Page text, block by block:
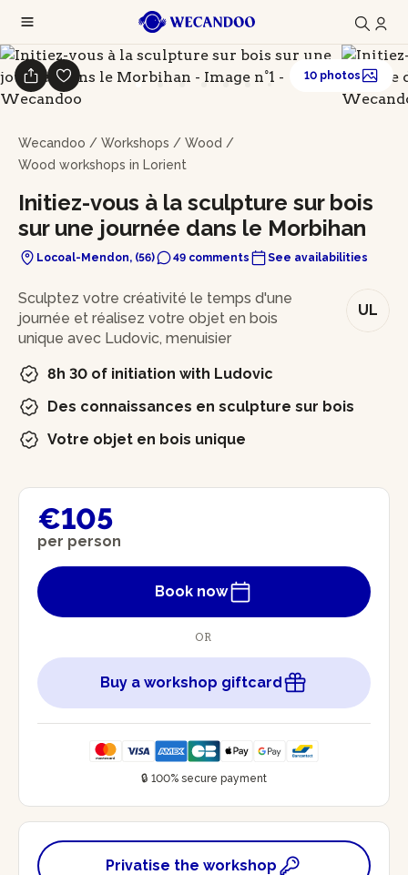
Wecandoo / Workshops / Wood /
Wood workshops in Lorient
Initiez-vous à la sculpture sur bois
sur une journée dans le Morbihan
Locoal-Mendon, (56) 49 comments See availabilities
10 photos
In brief
UL
Sculptez votre créativité le temps d'une
journée et réalisez votre objet en bois
unique avec Ludovic, menuisier
8h 30 of initiation with Ludovic
Des connaissances en sculpture sur bois
Votre objet en bois unique
€105
per person
Book now
OR
Buy a workshop giftcard
🔒 100% secure payment
Privatise the workshop